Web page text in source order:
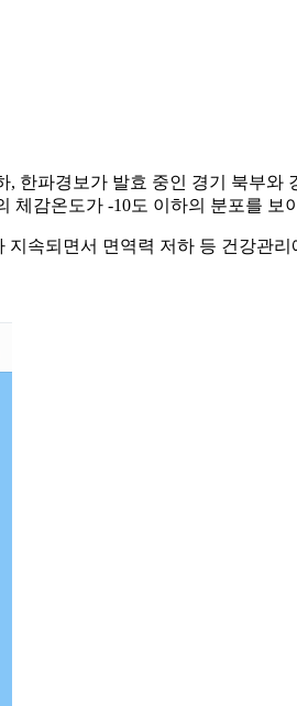
한파경보가 발효 중인 경기 북부와
체감온도가 -10도 이하의 분포를 보
속되면서 면역력 저하 등 건강관